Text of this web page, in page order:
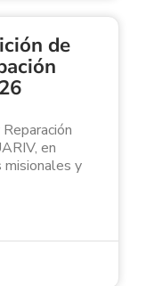
de
en
misionales y